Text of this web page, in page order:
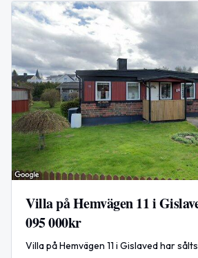
Villa på Hemvägen 11 i
095 000kr
Villa på Hemvägen 11 i Gislaved har